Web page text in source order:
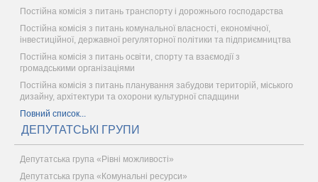
Постійна комісія з питань транспорту і дорожнього господарства
Постійна комісія з питань комунальної власності, економічної,
інвестиційної, державної регуляторної політики та підприємництва
Постійна комісія з питань освіти, спорту та взаємодії з
громадськими організаціями
Постійна комісія з питань планування забудови територій, міського
дизайну, архітектури та охорони культурної спадщини
Повний список...
ДЕПУТАТСЬКІ ГРУПИ
Депутатська група «Рівні можливості»
Депутатська група «Комунальні ресурси»